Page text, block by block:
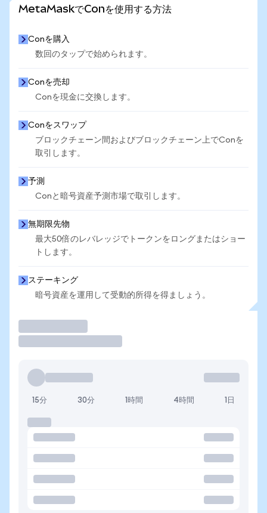
MetaMaskでConを使用する方法
Conを購入
数回のタップで始められます。
Conを売却
Conを現金に交換します。
Conをスワップ
ブロックチェーン間およびブロックチェーン上でConを
取引します。
予測
Conと暗号資産予測市場で取引します。
無期限先物
最大50倍のレバレッジでトークンをロングまたはショー
トします。
ステーキング
暗号資産を運用して受動的所得を得ましょう。
15分 30分 1時間 4時間 1日